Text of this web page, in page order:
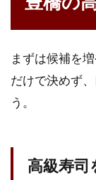
級
を
較
高級
寿司
まずは候補を
だけで決めず
う。
高級寿司